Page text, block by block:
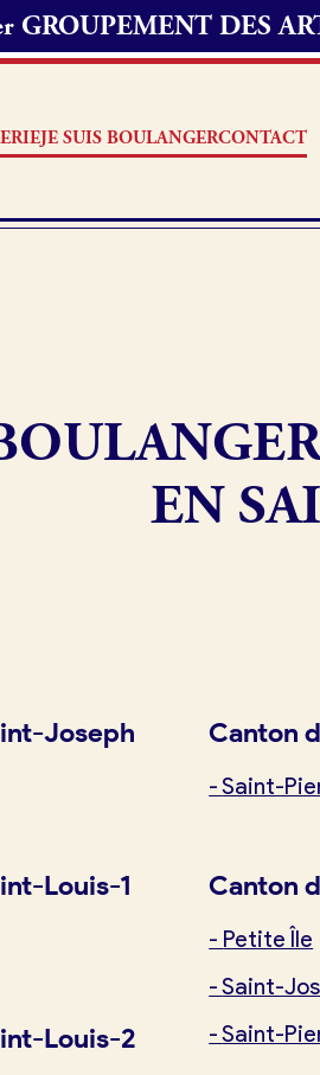
GROUPEMENT DES
JE SUIS BOULANGERCONTACT
France Boulangerie
EN
Joseph
Louis-1
Louis-2
Canton
-Saint-
Canton
- Petite Île
-Saint-
-Saint-